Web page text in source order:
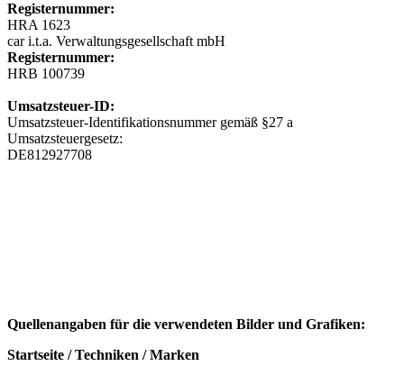
Registernummer:
HRA 1623
car i.t.a. Verwaltungsgesellschaft mbH
Registernummer:
HRB 100739
Umsatzsteuer-ID:
Umsatzsteuer-Identifikationsnummer gemäß §27 a
Umsatzsteuergesetz:
DE812927708
Quellenangaben für die verwendeten Bilder und Grafiken:
Startseite / Techniken / Marken